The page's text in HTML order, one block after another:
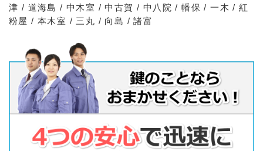
津 / 道海島 / 中木室 / 中古賀 / 中八院 / 幡保 / 一木 / 紅
粉屋 / 本木室 / 三丸 / 向島 / 諸富